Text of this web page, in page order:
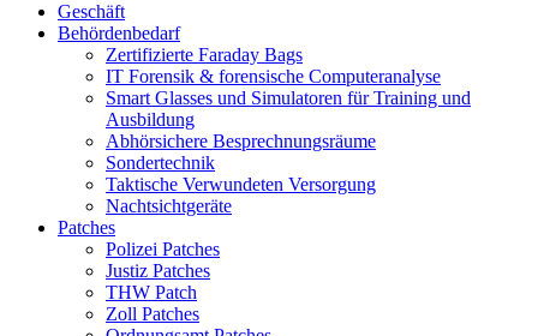
Geschäft
Behördenbedarf
Zertifizierte Faraday Bags
IT Forensik & forensische Computeranalyse
Smart Glasses und Simulatoren für Training und
Ausbildung
Abhörsichere Besprechnungsräume
Sondertechnik
Taktische Verwundeten Versorgung
Nachtsichtgeräte
Patches
Polizei Patches
Justiz Patches
THW Patch
Zoll Patches